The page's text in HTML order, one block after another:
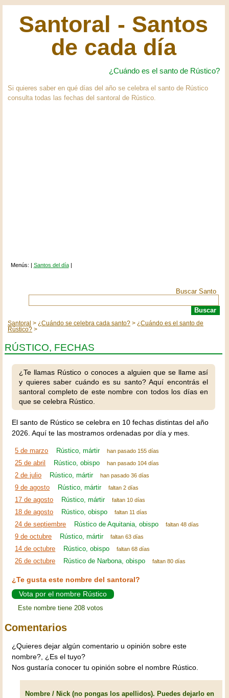
Santoral - Santos
de cada día
¿Cuándo es el santo de Rústico?
Si quieres saber en qué días del año se celebra el santo de Rústico
consulta todas las fechas del santoral de Rústico.
Menús: | Santos del día|
Buscar Santo
Santoral ¿Cuándo se celebra cada santo?
¿Cuándo es el santo de
Rústico?
RÚSTICO, FECHAS
¿Te llamas Rústico o conoces a alguien que se llame así
y quieres saber cuándo es su santo? Aquí encontrás el
santoral completo de este nombre con todos los días en
que se celebra Rústico.
El santo de Rústico se celebra en 10 fechas distintas del año
2026. Aquí te las mostramos ordenadas por día y mes.
5 de marzo Rústico, mártir han pasado 155 días
25 de abril Rústico, obispo han pasado 104 días
2 de julio Rústico, mártir han pasado 36 días
9 de agosto Rústico, mártir faltan 2 días
17 de agosto Rústico, mártir faltan 10 días
18 de agosto Rústico, obispo faltan 11 días
24 de septiembre Rústico de Aquitania, obispo faltan 48 días
9 de octubre Rústico, mártir faltan 63 días
14 de octubre Rústico, obispo faltan 68 días
26 de octubre Rústico de Narbona, obispo faltan 80 días
¿Te gusta este nombre del santoral?
Vota por el nombre Rústico
Este nombre tiene 208 votos
Comentarios
¿Quieres dejar algún comentario u opinión sobre este
nombre?, ¿Es el tuyo?
Nos gustaría conocer tu opinión sobre el nombre Rústico.
Nombre / Nick (no pongas los apellidos). Puedes dejarlo en